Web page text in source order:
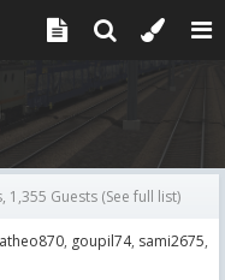
1,355 Guests (See full list)
goupil74 sami2675